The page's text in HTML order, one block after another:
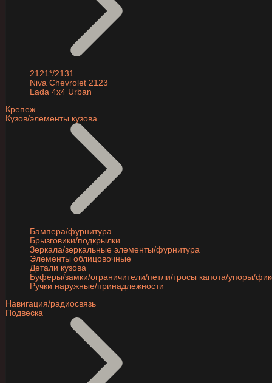
2121*/2131
Niva Chevrolet 2123
Lada 4x4 Urban
Крепеж
Кузов/элементы кузова
Бампера/фурнитура
Брызговики/подкрылки
Зеркала/зеркальные элементы/фурнитура
Элементы облицовочные
Детали кузова
Буферы/замки/ограничители/петли/тросы капота/упоры/
Ручки наружные/принадлежности
Навигация/радиосвязь
Подвеска